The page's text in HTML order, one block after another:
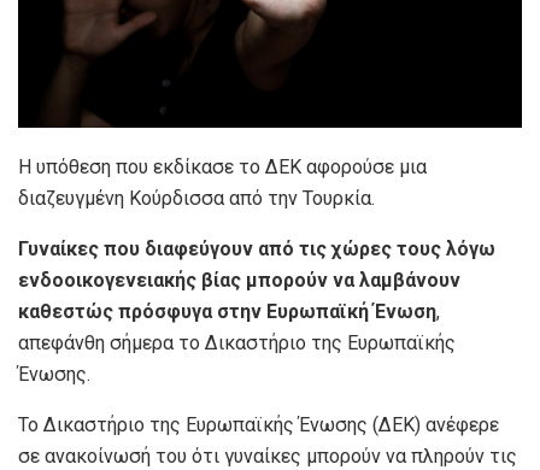
Η υπόθεση που εκδίκασε το ΔΕΚ αφορούσε μια
διαζευγμένη Κούρδισσα από την Τουρκία.
Γυναίκες που διαφεύγουν από τις χώρες τους λόγω
ενδοοικογενειακής βίας μπορούν να λαμβάνουν
καθεστώς πρόσφυγα στην Ευρωπαϊκή Ένωση,
απεφάνθη σήμερα το Δικαστήριο της Ευρωπαϊκής
Ένωσης.
Το Δικαστήριο της Ευρωπαϊκής Ένωσης (ΔΕΚ) ανέφερε
σε ανακοίνωσή του ότι γυναίκες μπορούν να πληρούν τις